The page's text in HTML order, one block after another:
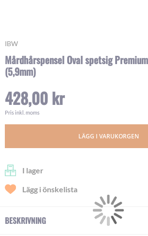
IBW
Mårdhårspensel Oval spetsig
(5,9mm)
428,00 kr
Pris inkl. moms
LÄGG I VARUKORGEN
I lager
Lägg i önskelista
Skip
the
beginning
the
images
gallery
BESKRIVNING